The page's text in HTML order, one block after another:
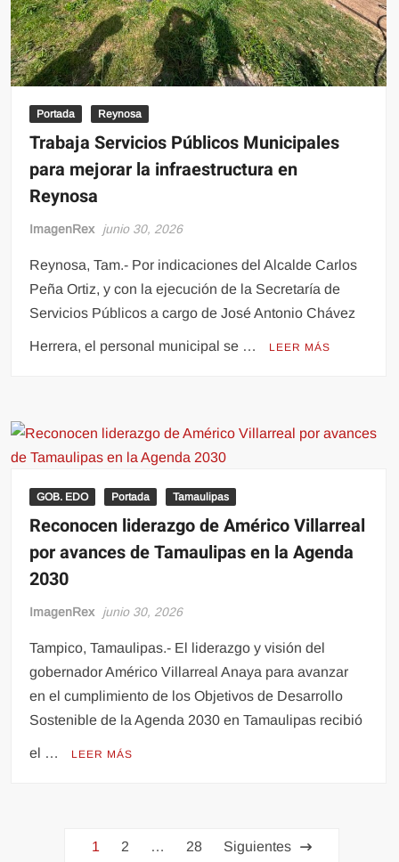
Portada Reynosa
Trabaja Servicios Públicos Municipales
para mejorar la infraestructura en
Reynosa
ImagenRex junio 30, 2026
Reynosa, Tam.- Por indicaciones del Alcalde Carlos
Peña Ortiz, y con la ejecución de la Secretaría de
Servicios Públicos a cargo de José Antonio Chávez
Herrera, el personal municipal se … LEER MÁS
GOB. EDO Portada Tamaulipas
Reconocen liderazgo de Américo Villarreal
por avances de Tamaulipas en la Agenda
2030
ImagenRex junio 30, 2026
Tampico, Tamaulipas.- El liderazgo y visión del
gobernador Américo Villarreal Anaya para avanzar
en el cumplimiento de los Objetivos de Desarrollo
Sostenible de la Agenda 2030 en Tamaulipas recibió
el … LEER MÁS
Paginación
1 2 … 28 Siguientes